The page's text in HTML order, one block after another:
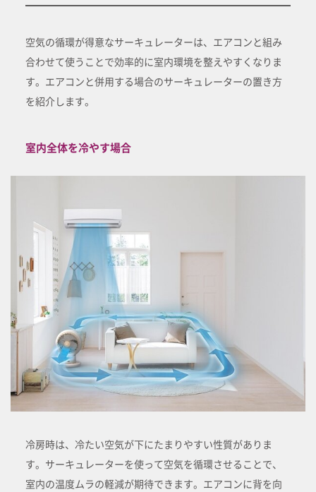
空気の循環が得意なサーキュレーターは、エアコンと組み
合わせて使うことで効率的に室内環境を整えやすくなりま
す。エアコンと併用する場合のサーキュレーターの置き方
を紹介します。
室内全体を冷やす場合
冷房時は、冷たい空気が下にたまりやすい性質がありま
す。サーキュレーターを使って空気を循環させることで、
室内の温度ムラの軽減が期待できます。エアコンに背を向